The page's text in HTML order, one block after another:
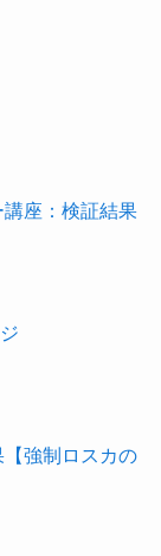
座：検証結果
強制ロスカの